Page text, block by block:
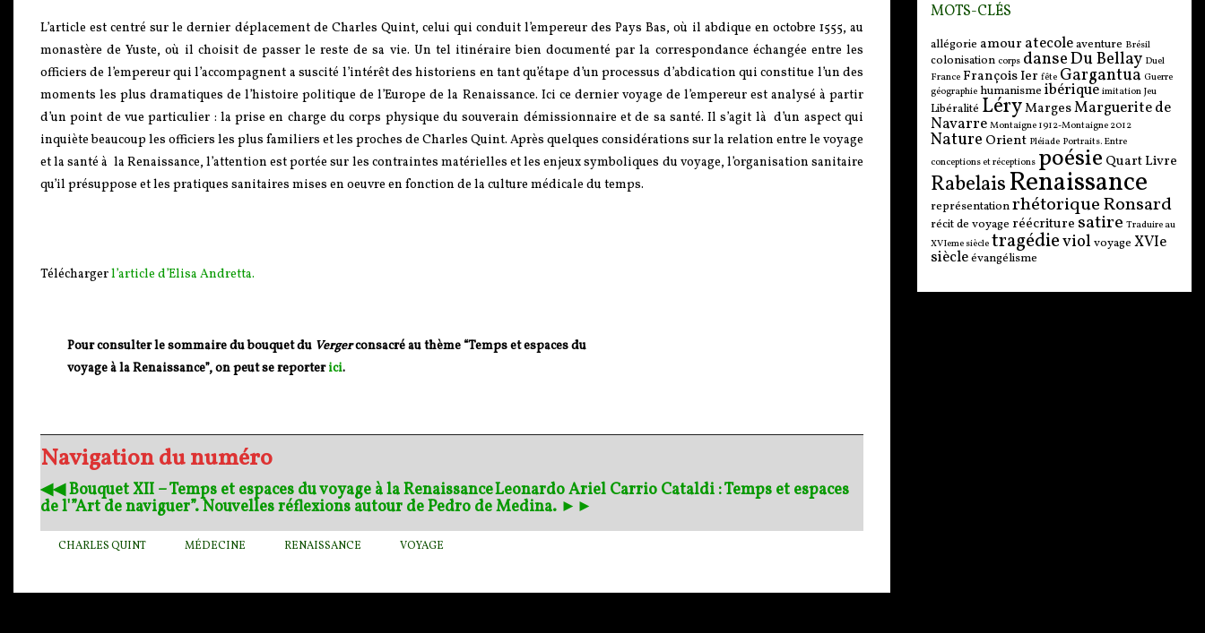
L’article est centré sur le dernier déplacement de Charles Quint, celui qui conduit l’empereur des Pays Bas, où il abdique en octobre 1555, au
monastère de Yuste, où il choisit de passer le reste de sa vie. Un tel itinéraire bien documenté par la correspondance échangée entre les
officiers de l’empereur qui l’accompagnent a suscité l’intérêt des historiens en tant qu’étape d’un processus d’abdication qui constitue l’un des
moments les plus dramatiques de l’histoire politique de l’Europe de la Renaissance. Ici ce dernier voyage de l’empereur est analysé à partir
d’un point de vue particulier : la prise en charge du corps physique du souverain démissionnaire et de sa santé. Il s’agit là d’un aspect qui
inquiète beaucoup les officiers les plus familiers et les proches de Charles Quint. Après quelques considérations sur la relation entre le voyage
et la santé à la Renaissance, l’attention est portée sur les contraintes matérielles et les enjeux symboliques du voyage, l’organisation sanitaire
qu’il présuppose et les pratiques sanitaires mises en oeuvre en fonction de la culture médicale du temps.
Téléchargerl’article d’Elisa Andretta.
Pour consulter le sommaire du bouquet du Vergerconsacré au thème “Temps et espaces du
voyage à la Renaissance”, on peut se reporterici.
Navigation du numéro
◀︎◀︎ Bouquet XII – Temps et espaces du voyage à la RenaissanceLeonardo Ariel Carrio Cataldi : Temps et espaces
de l'”Art de naviguer”. Nouvelles réflexions autour de Pedro de Medina. ►►
CHARLES QUINT MÉDECINE RENAISSANCE VOYAGE
MOTS-CLÉS
allégorie amour atecoleaventure Brésil
colonisation corps danseDu Bellay Duel
France François Ier fête Gargantua Guerre
géographie humanisme ibérique imitation Jeu
Libéralité LéryMargesMarguerite de
Navarre Montaigne 1912-Montaigne 2012
Nature Orient Pléiade Portraits. Entre
conceptions et réceptions poésie Quart Livre
RabelaisRenaissance
représentationrhétoriqueRonsard
récit de voyage réécriture satire Traduire au
XVIeme siècle tragédieviol voyage XVIe
siècleévangélisme